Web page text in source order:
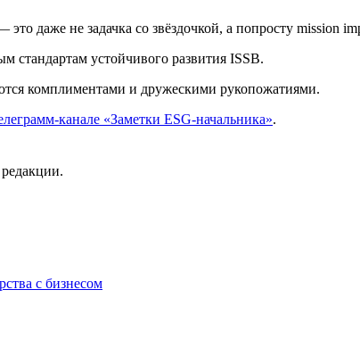
даже не задачка со звёздочкой, а попросту mission
устойчивого развития ISSB.
комплиментами и дружескими рукопожатиями.
канале «Заметки ESG-начальника».
с бизнесом